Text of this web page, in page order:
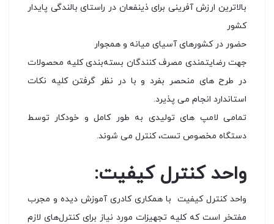
بالاترین ارزش آفرینی برای ذینفعان در راستای بالندگی پایدار
کشور
حضور در کشورهای آسیای میانه و همجوار
جهت رضایتمندی مصرف کنندگان بسته‌بندی کلیه محصولات
در طرح های منحصر بفرد و با در نظر گرفتن کلیه نکات
استاندارد انجام می پذیرد.
تمامی لامپ های تولیدی به طور كامل و خودکار توسط
دستگاه مخصوص تست، کنترل می شوند.
واحد کنترل کیفیت:
واحد کنترل کیفیت با همکاری کادری آموزش دیده و مجرب
مفتخر است که کلیه تجهیزات مورد نیاز برای کنترل‌های لازم